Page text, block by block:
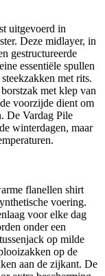
uitgevoerd in
Deze midlayer, in
gestructureerde
essentiële spullen
met rits.
met klep van
voorzijde dient om
De Vardag Pile
winterdagen, maar
flanellen shirt
voering.
voor elke dag
onder een
op milde
op de
aan de zijkant. De